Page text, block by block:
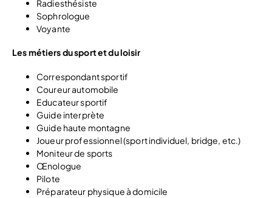
Radiesthésiste
Sophrologue
Voyante
Les métiers du sport et du loisir
Correspondant sportif
Coureur automobile
Educateur sportif
Guide interprète
Guide haute montagne
Joueur professionnel (sport individuel, bridge, etc.)
Moniteur de sports
Œnologue
Pilote
Préparateur physique à domicile